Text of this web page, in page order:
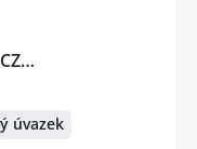
úvazek